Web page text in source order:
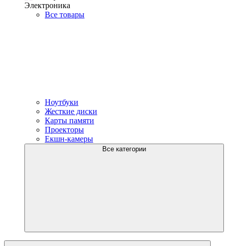
Электроника
Все товары
Ноутбуки
Жесткие диски
Карты памяти
Проекторы
Екшн-камеры
Все категории